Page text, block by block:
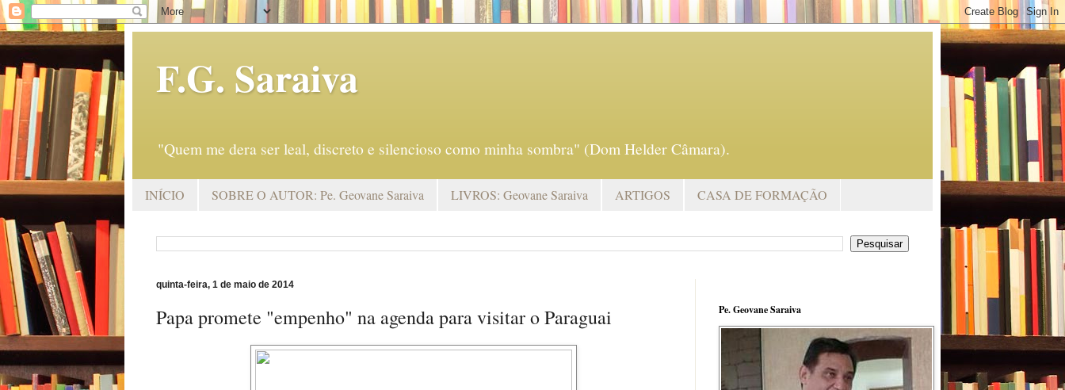
F.G. Saraiva
"Quem me dera ser leal, discreto e silencioso como minha sombra" (Dom Helder Câmara).
INÍCIO SOBRE O AUTOR: Pe. Geovane Saraiva LIVROS: Geovane Saraiva ARTIGOS CASA DE FORMAÇÃO
quinta-feira, 1 de maio de 2014
Papa promete "empenho" na agenda para visitar o Paraguai Pe. Geovane Saraiva